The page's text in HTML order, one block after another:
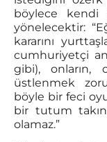
böylece kendi
yönelecektir:
kararını
cumhuriyetçi
gibi), onların,
üstlenmek
böyle bir feci
bir tutum
olamaz.”